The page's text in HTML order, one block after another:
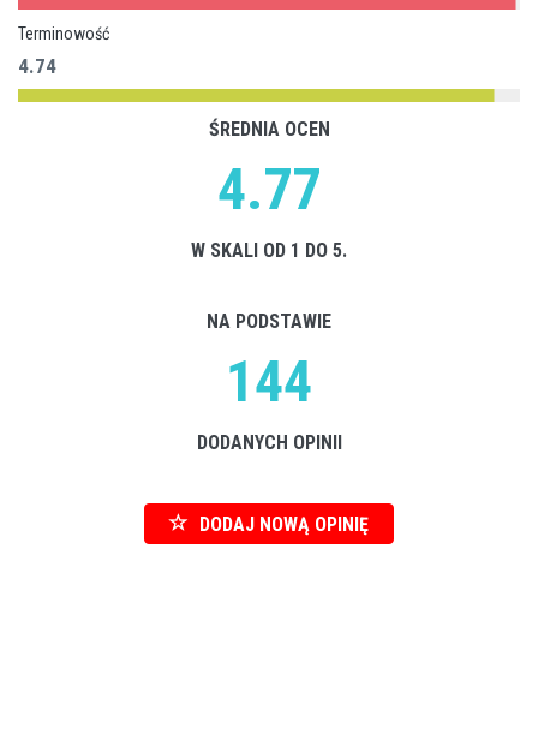
Terminowość
4.74
ŚREDNIA OCEN
4.77
W SKALI OD 1 DO 5.
NA PODSTAWIE
144
DODANYCH OPINII
DODAJ NOWĄ OPINIĘ